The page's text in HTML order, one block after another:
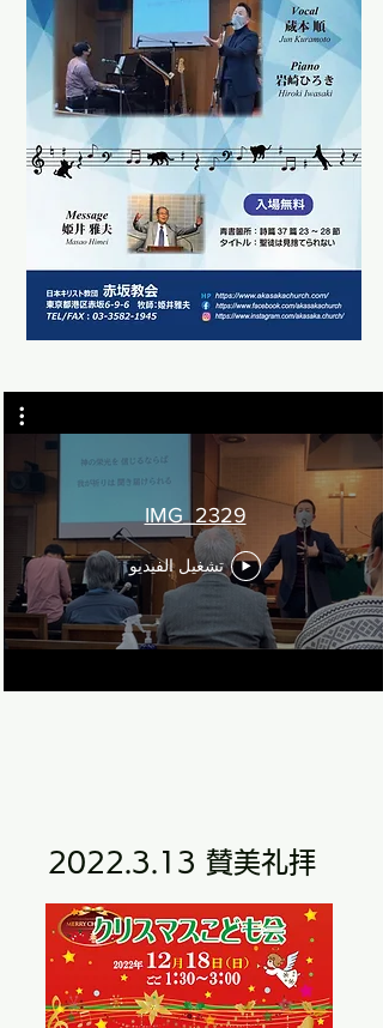
IMG_2329
تشغيل الفيديو
​2022.3.13 賛美礼拝